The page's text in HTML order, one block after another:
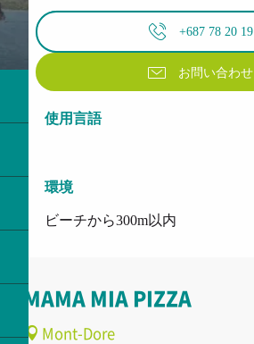
+687 78 20 19
お問い合わせ
使用言語
使用言語
環境
環境
ビーチから300m以内
MAMA MIA PIZZA
Mont-Dore